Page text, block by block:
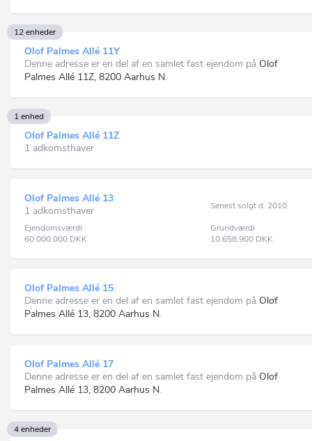
12 enheder
Olof Palmes Allé 11Y
Denne adresse er en del af en samlet fast ejendom på Olof
Palmes Allé 11Z, 8200 Aarhus N.
1 enhed
Olof Palmes Allé 11Z
1 adkomsthaver
Olof Palmes Allé 13
1 adkomsthaver
Senest solgt d. 2010
Ejendomsværdi
60.000.000 DKK
Grundværdi
10.658.900 DKK
Olof Palmes Allé 15
Denne adresse er en del af en samlet fast ejendom på Olof
Palmes Allé 13, 8200 Aarhus N.
Olof Palmes Allé 17
Denne adresse er en del af en samlet fast ejendom på Olof
Palmes Allé 13, 8200 Aarhus N.
4 enheder